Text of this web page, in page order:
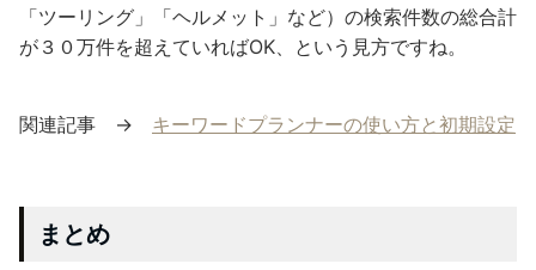
「ツーリング」「ヘルメット」など）の検索件数の総合計
が３０万件を超えていればOK、という見方ですね。
関連記事 → キーワードプランナーの使い方と初期設定
まとめ